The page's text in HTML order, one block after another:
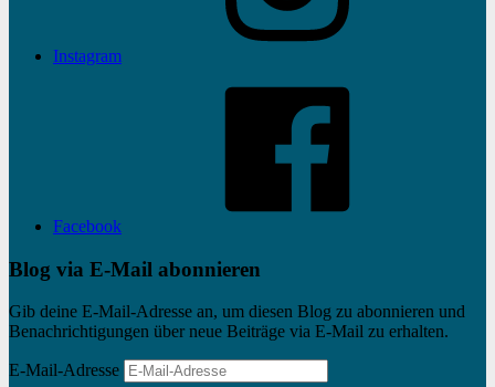
Instagram
Facebook
Blog via E-Mail abonnieren
Gib deine E-Mail-Adresse an, um diesen Blog zu abonnieren und
Benachrichtigungen über neue Beiträge via E-Mail zu erhalten.
E-Mail-Adresse